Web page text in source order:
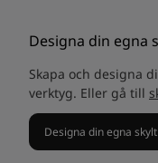
Designa din egna
Skapa och designa
verktyg. Eller gå till
Designa din egna skylt